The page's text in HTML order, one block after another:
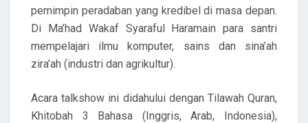
pemimpin peradaban yang kredibel di masa depan.
Di Ma’had Wakaf Syaraful Haramain para santri
mempelajari ilmu komputer, sains dan sina’ah
zira’ah (industri dan agrikultur).
Acara talkshow ini didahului dengan Tilawah Quran,
Khitobah 3 Bahasa (Inggris, Arab, Indonesia),